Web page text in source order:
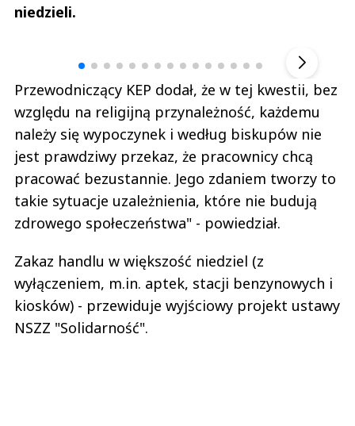
niedzieli.
Przewodniczący KEP dodał, że w tej kwestii, bez
względu na religijną przynależność, każdemu
należy się wypoczynek i według biskupów nie
jest prawdziwy przekaz, że pracownicy chcą
pracować bezustannie. Jego zdaniem tworzy to
takie sytuacje uzależnienia, które nie budują
zdrowego społeczeństwa" - powiedział.
Zakaz handlu w większość niedziel (z
wyłączeniem, m.in. aptek, stacji benzynowych i
kiosków) - przewiduje wyjściowy projekt ustawy
NSZZ "Solidarność".